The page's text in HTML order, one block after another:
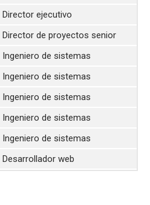
Director ejecutivo
Director de proyectos senior
Ingeniero de sistemas
Ingeniero de sistemas
Ingeniero de sistemas
Ingeniero de sistemas
Ingeniero de sistemas
Desarrollador web